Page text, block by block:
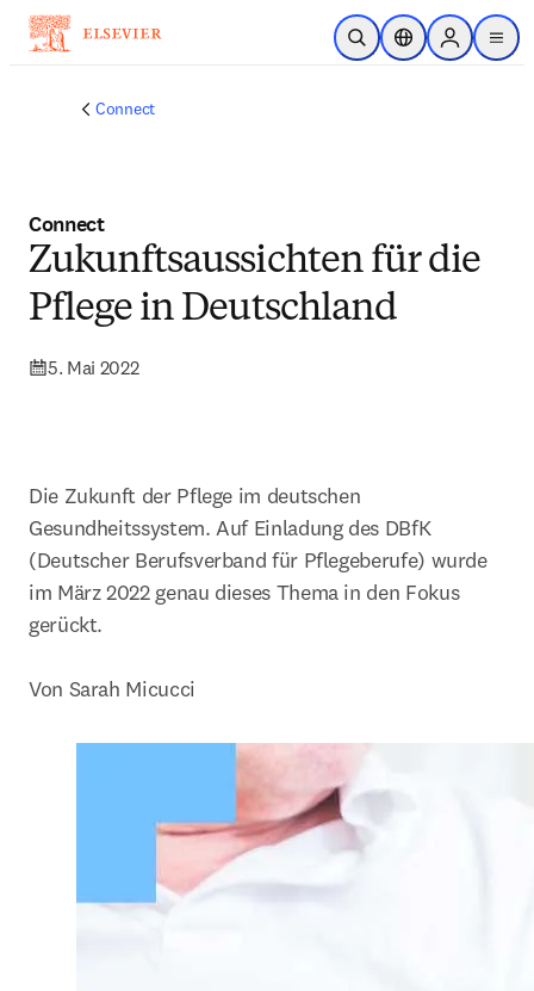
Zum Hauptinhalt wechseln
Suche öffnenStandortauswahl
Sign in to
menu
Connect
Connect
Zukunftsaussichten für die
Pflege in Deutschland
5. Mai 2022
Die Zukunft der Pflege im deutschen
Gesundheitssystem. Auf Einladung des DBfK
(Deutscher Berufsverband für Pflegeberufe) wurde
im März 2022 genau dieses Thema in den Fokus
gerückt.
Von Sarah Micucci